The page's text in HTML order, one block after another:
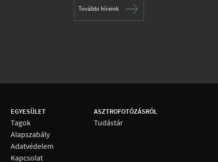
További híreink
EGYESÜLET
Tagok
Alapszabály
Adatvédelem
Kapcsolat
ASZTROFOTÓZÁSRÓL
Tudástár